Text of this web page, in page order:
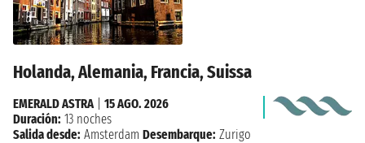
Holanda, Alemania, Francia, Suissa
EMERALD ASTRA| 15 AGO. 2026
Duración: 13 noches
Salida desde: Amsterdam Desembarque: Zurigo